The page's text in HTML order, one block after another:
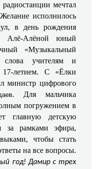
мечтал
исполнилось
в день рождения
Алё-Алёной юный
«Музыкальный
слова учителям и
17-летием. С «Ёлки
министр цифрового
. Для мальчика
погружением в
главную детскую
за рамками эфира,
чтобы стать
на все вопросы.
год! Дамир с трех